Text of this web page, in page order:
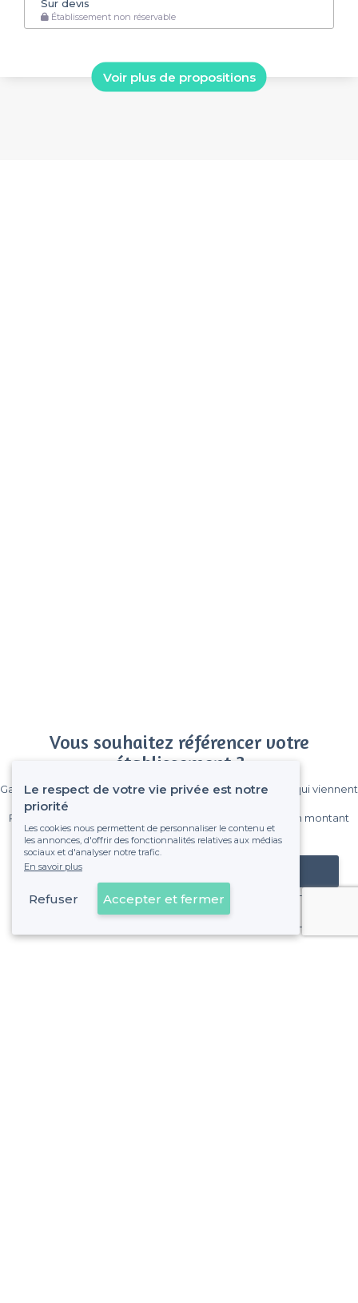
Sur devis
Établissement non réservable
Voir plus de propositions
Vous souhaitez référencer votre
établissement ?
Gagnez de nombreux clients parmi le million de visiteurs qui viennent
Pas de commissions et sans engagement, vous payez un montant
fixe sans risque de voir déraper la facture.
Référencer mon établissement
Déjà client
Le respect de votre vie privée est notre
priorité
Les cookies nous permettent de personnaliser le contenu et
les annonces, d'offrir des fonctionnalités relatives aux médias
sociaux et d'analyser notre trafic.
En savoir plus
Refuser Accepter et fermer